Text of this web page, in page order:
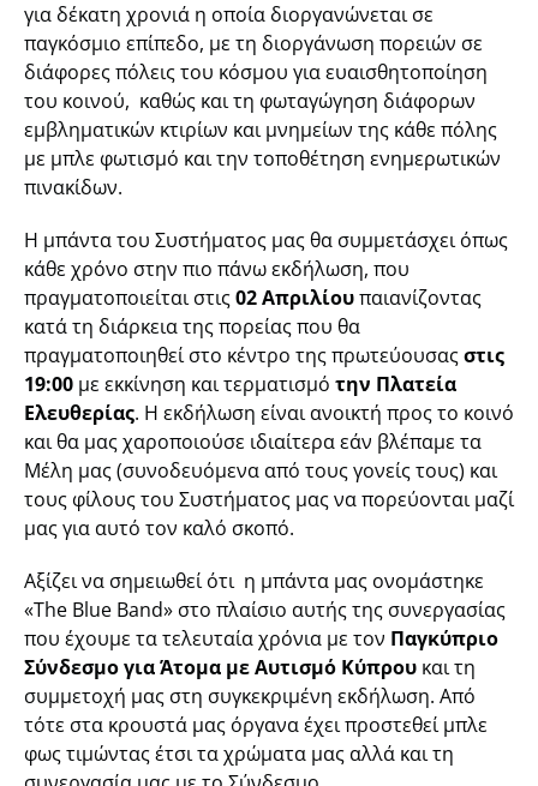
για δέκατη χρονιά η οποία διοργανώνεται σε
παγκόσμιο επίπεδο, με τη διοργάνωση πορειών σε
διάφορες πόλεις του κόσμου για ευαισθητοποίηση
του κοινού, καθώς και τη φωταγώγηση διάφορων
εμβληματικών κτιρίων και μνημείων της κάθε πόλης
με μπλε φωτισμό και την τοποθέτηση ενημερωτικών
πινακίδων.
Η μπάντα του Συστήματος μας θα συμμετάσχει όπως
κάθε χρόνο στην πιο πάνω εκδήλωση, που
πραγματοποιείται στις02 Απριλίουπαιανίζοντας
κατά τη διάρκεια της πορείας που θα
πραγματοποιηθεί στο κέντρο της πρωτεύουσαςστις
19:00 με εκκίνηση και τερματισμό την Πλατεία
Ελευθερίας. Η εκδήλωση είναι ανοικτή προς το κοινό
και θα μας χαροποιούσε ιδιαίτερα εάν βλέπαμε τα
Μέλη μας (συνοδευόμενα από τους γονείς τους) και
τους φίλους του Συστήματος μας να πορεύονται μαζί
μας για αυτό τον καλό σκοπό.
Αξίζει να σημειωθεί ότι η μπάντα μας ονομάστηκε
«The Blue Band» στο πλαίσιο αυτής της συνεργασίας
που έχουμε τα τελευταία χρόνια με τον Παγκύπριο
Σύνδεσμο για Άτομα με Αυτισμό Κύπρου και τη
συμμετοχή μας στη συγκεκριμένη εκδήλωση. Από
τότε στα κρουστά μας όργανα έχει προστεθεί μπλε
φως τιμώντας έτσι τα χρώματα μας αλλά και τη